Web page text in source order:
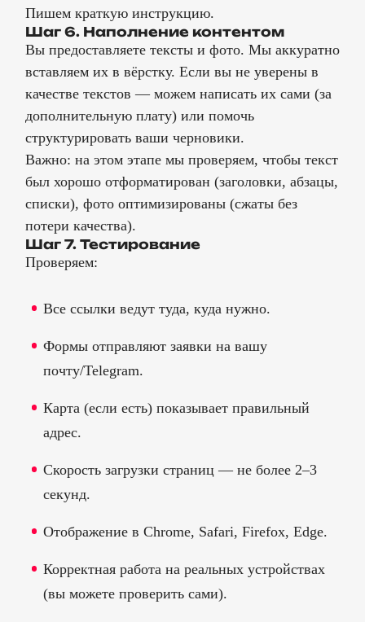
Пишем краткую инструкцию.
Шаг 6. Наполнение контентом
Вы предоставляете тексты и фото. Мы аккуратно
вставляем их в вёрстку. Если вы не уверены в
качестве текстов — можем написать их сами (за
дополнительную плату) или помочь
структурировать ваши черновики.
Важно: на этом этапе мы проверяем, чтобы текст
был хорошо отформатирован (заголовки, абзацы,
списки), фото оптимизированы (сжаты без
потери качества).
Шаг 7. Тестирование
Проверяем:
Все ссылки ведут туда, куда нужно.
Формы отправляют заявки на вашу
почту/Telegram.
Карта (если есть) показывает правильный
адрес.
Скорость загрузки страниц — не более 2–3
секунд.
Отображение в Chrome, Safari, Firefox, Edge.
Корректная работа на реальных устройствах
(вы можете проверить сами).